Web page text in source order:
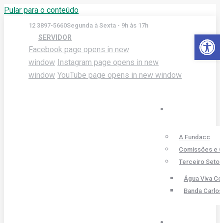
Pular para o conteúdo
12 3897-5660Segunda à Sexta - 9h às 17h
SERVIDOR
Facebook page opens in new
window Instagram page opens in new
window YouTube page opens in new window
A Fundacc
Comissões e
Terceiro
Água Viva
Banda
Barra de